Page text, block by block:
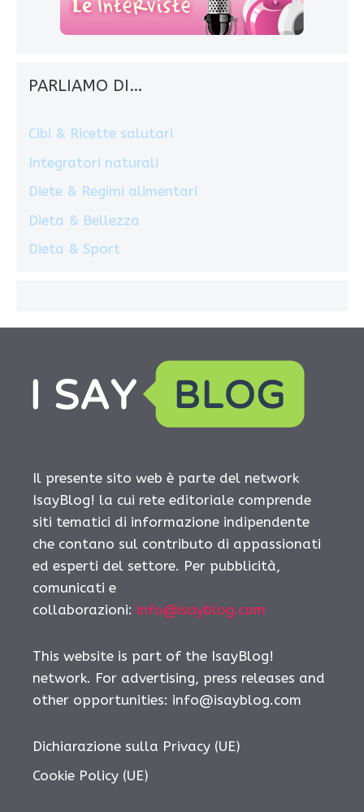
PARLIAMO DI…
Cibi & Ricette salutari
Integratori naturali
Diete & Regimi alimentari
Dieta & Bellezza
Dieta & Sport
Il presente sito web è parte del network
IsayBlog! la cui rete editoriale comprende
siti tematici di informazione indipendente
che contano sul contributo di appassionati
ed esperti del settore. Per pubblicità,
comunicati e
collaborazioni: info@isayblog.com
This website is part of the IsayBlog!
network. For advertising, press releases and
other opportunities: info@isayblog.com
Dichiarazione sulla Privacy (UE)
Cookie Policy (UE)